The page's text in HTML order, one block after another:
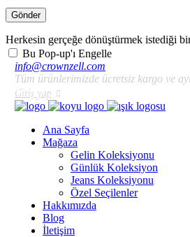
Gönder
Herkesin gerçeğe dönüştürmek istediği
Bu Pop-up'ı Engelle
info@crownzell.com
Tüm ürünlerimizde ücretsiz kargo ve
Giriş yap
Ana Sayfa
Mağaza
Gelin Koleksiyonu
Günlük Koleksiyon
Jeans Koleksiyonu
Özel Seçilenler
Hakkımızda
Blog
İletişim